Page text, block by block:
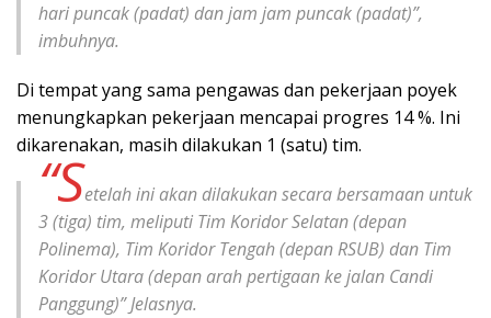
hari puncak (padat) dan jam jam puncak (padat)”,
imbuhnya.
Di tempat yang sama pengawas dan pekerjaan poyek
menungkapkan pekerjaan mencapai progres 14 %. Ini
dikarenakan, masih dilakukan 1 (satu) tim.
“Setelah ini akan dilakukan secara bersamaan untuk
3 (tiga) tim, meliputi Tim Koridor Selatan (depan
Polinema), Tim Koridor Tengah (depan RSUB) dan Tim
Koridor Utara (depan arah pertigaan ke jalan Candi
Panggung)” Jelasnya.